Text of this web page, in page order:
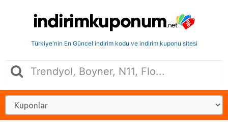
Türkiye'nin En Güncel indirim kodu ve indirim kuponu sitesi